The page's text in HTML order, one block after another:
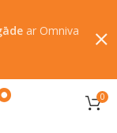
0
ar Omniva